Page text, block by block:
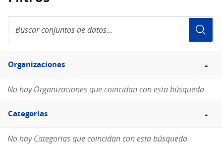
conjuntos
de
Filtro
Organizaciones
Organizaciones
No hay Organizaciones que coincidan con esta búsqueda
Filtro
Categorias
Categorias
No hay Categorias que coincidan con esta búsqueda